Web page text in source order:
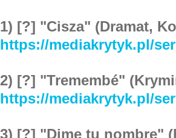
1) [?] "Cisza" (Dramat,
https://mediakrytyk.pl/
2) [?] "Tremembé"
https://mediakrytyk.pl/
3) [?] "Dime tu nombre"